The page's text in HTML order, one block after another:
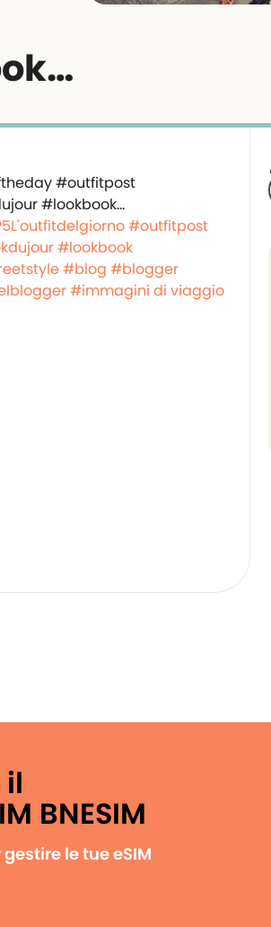
#outfitpost
#lookbook
#blog #blogger
#immagini di viaggio
BNESIM
le tue eSIM